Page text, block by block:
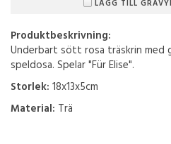
LÄGG TILL
Produktbeskrivning:
Underbart sött rosa träskrin med
speldosa. Spelar "Für Elise".
Storlek: 18x13x5cm
Material: Trä